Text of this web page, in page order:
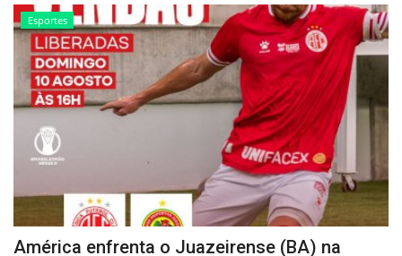
Esportes
América enfrenta o Juazeirense (BA) na